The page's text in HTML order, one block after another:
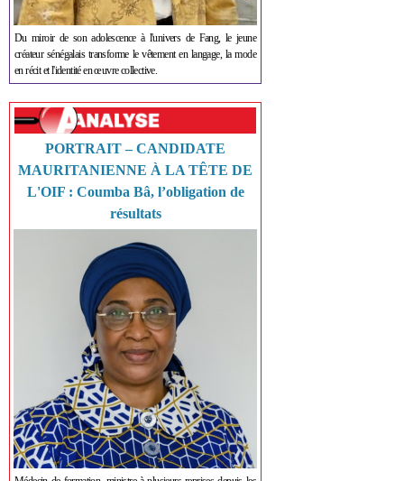
Du miroir de son adolescence à l'univers de Fang, le jeune
créateur sénégalais transforme le vêtement en langage, la mode
en récit et l'identité en œuvre collective.
PORTRAIT – CANDIDATE
MAURITANIENNE À LA TÊTE DE
L'OIF : Coumba Bâ, l’obligation de
résultats